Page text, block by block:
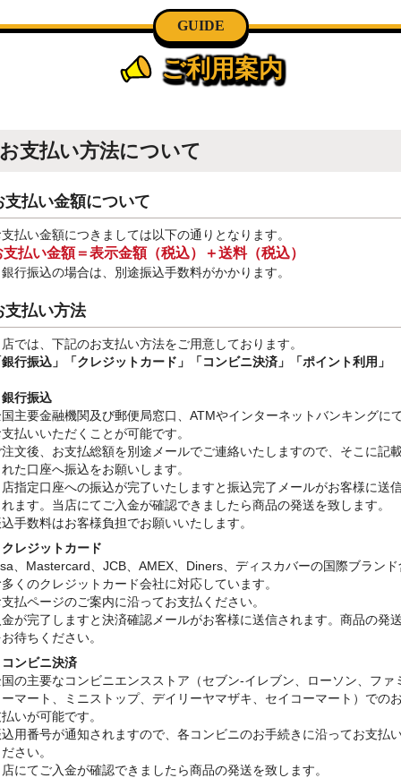
GUIDE
ご利用案内
お支払い方法について
支払い金額について
払い金額につきましては以下の通りとなります。
支払い金額＝表示金額（税込）＋送料（税込）
行振込の場合は、別途振込手数料がかかります。
支払い方法
では、下記のお支払い方法をご用意しております。
行振込」
「クレジットカード」「コンビニ決済」「ポイント利用」
行振込
主要金融機関及び郵便局窓口、ATMやインターネットバンキングに
払いいただくことが可能です。
文後、お支払総額を別途メールでご連絡いたしますので、そこに記
た口座へ振込をお願いします。
指定口座への振込が完了いたしますと振込完了メールがお客様に送
ます。当店にてご入金が確認できましたら商品の発送を致します。
手数料はお客様負担でお願いいたします。
レジットカード
、Mastercard、JCB、AMEX、Diners、ディスカバーの国際ブランド
くのクレジットカード会社に対応しています。
払ページのご案内に沿ってお支払ください。
が完了しますと決済確認メールがお客様に送信されます。商品の発
待ちください。
ンビニ決済
の主要なコンビニエンスストア（セブン-イレブン、ローソン、ファ
マート、ミニストップ、デイリーヤマザキ、セイコーマート）での
いが可能です。
用番号が通知されますので、各コンビニのお手続きに沿ってお支払
さい。
にてご入金が確認できましたら商品の発送を致します。